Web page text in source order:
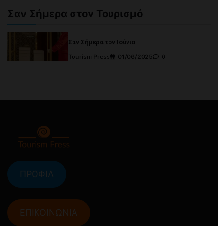
Σαν Σήμερα στον Τουρισμό
Σαν Σήμερα τον Ιούνιο
Tourism Press
01/06/2025 0
ΠΡΟΦΙΛ
ΕΠΙΚΟΙΝΩΝΙΑ